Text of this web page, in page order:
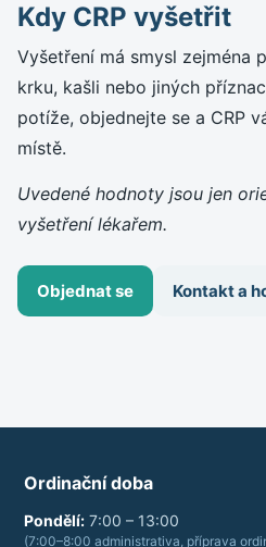
Kdy CRP vyšetřit
Vyšetření má smysl zejména
krku, kašli nebo jiných
potíže, objednejte se a CRP
místě.
Uvedené hodnoty jsou jen
vyšetření lékařem.
Objednat se Kontakt a
Ordinační doba
Pondělí: 7:00 – 13:00
(7:00–8:00 administrativa, příprava